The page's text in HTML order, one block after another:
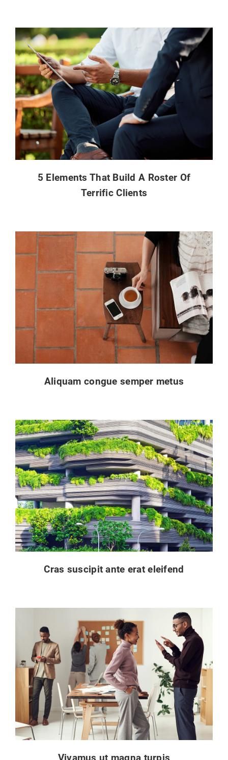
5 Elements That Build A Roster Of
Terrific Clients
Aliquam congue semper metus
Cras suscipit ante erat eleifend